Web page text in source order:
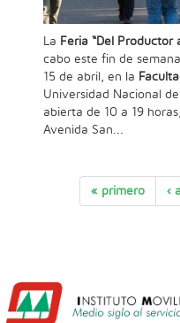
La Feria “Del Productor
cabo este fin de
15 de abril, en la
Universidad Nacional
abierta de 10 a 19
Avenida San...
« primero ‹